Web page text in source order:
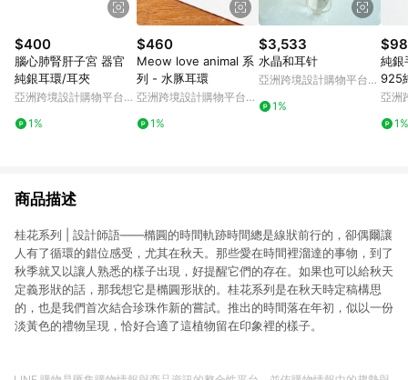
$400
腦心肺腎肝子宮 器官
純銀耳環/耳夾
亞洲跨境設計購物平台
1%
$460
Meow love animal 系
列 - 水豚耳環
亞洲跨境設計購物平台
1%
$3,533
水晶和耳针
亞洲跨境設計購物平台
1%
純銀
925
針
亞洲
1%
商品描述
桂花系列 | 設計師語——橢圓的時間軌跡時間總是線狀前行的，卻偶爾讓
人有了循環的錯位感受，尤其在秋天。那些愛在時間裡溜達的事物，到了
秋季就又以讓人熟悉的樣子出現，好提醒它們的存在。如果也可以給秋天
定義形狀的話，那我想它是橢圓形狀的。桂花系列是在秋天時定稿構思
的，也是我們首次結合珍珠作新的嘗試。推出的時間落在年初，似以一份
淡黃色的禮物呈現，恰好合適了這植物留在印象裡的樣子。